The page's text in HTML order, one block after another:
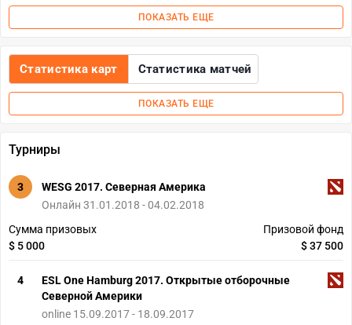
ПОКАЗАТЬ ЕЩЕ
Статистика карт Статистика матчей
ПОКАЗАТЬ ЕЩЕ
Турниры
3
WESG 2017. Северная Америка
Онлайн 31.01.2018 - 04.02.2018
Сумма призовых
$ 5 000
Призовой фонд
$ 37 500
4
ESL One Hamburg 2017. Открытые отборочные
Северной Америки
online 15.09.2017 - 18.09.2017